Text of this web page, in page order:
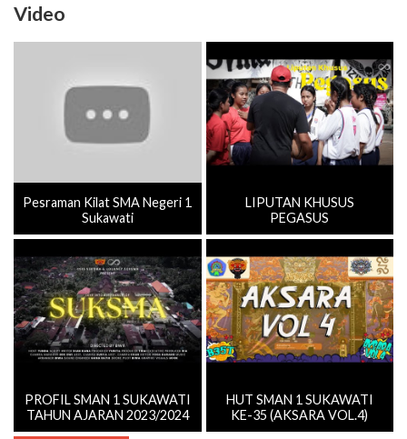
Video
Pesraman Kilat SMA Negeri 1
Sukawati
LIPUTAN KHUSUS
PEGASUS
PROFIL SMAN 1 SUKAWATI
TAHUN AJARAN 2023/2024
HUT SMAN 1 SUKAWATI
KE-35 (AKSARA VOL.4)